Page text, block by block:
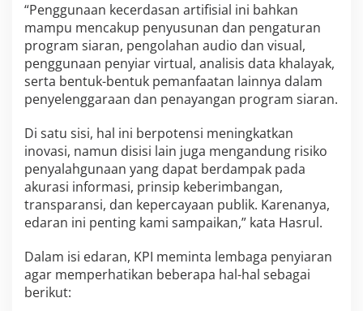
“Penggunaan kecerdasan artifisial ini bahkan
mampu mencakup penyusunan dan pengaturan
program siaran, pengolahan audio dan visual,
penggunaan penyiar virtual, analisis data khalayak,
serta bentuk-bentuk pemanfaatan lainnya dalam
penyelenggaraan dan penayangan program siaran.
Di satu sisi, hal ini berpotensi meningkatkan
inovasi, namun disisi lain juga mengandung risiko
penyalahgunaan yang dapat berdampak pada
akurasi informasi, prinsip keberimbangan,
transparansi, dan kepercayaan publik. Karenanya,
edaran ini penting kami sampaikan,” kata Hasrul.
Dalam isi edaran, KPI meminta lembaga penyiaran
agar memperhatikan beberapa hal-hal sebagai
berikut: